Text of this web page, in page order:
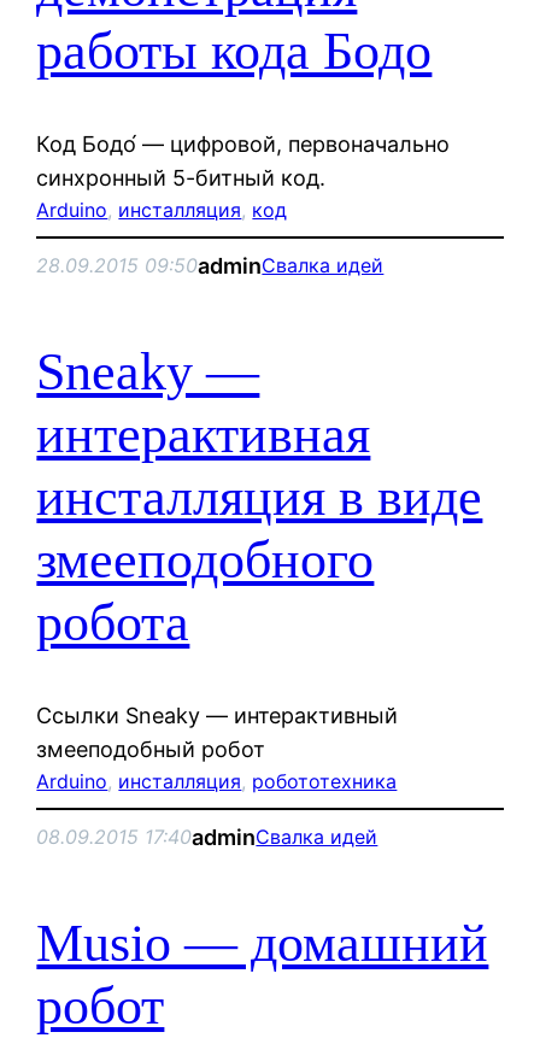
работы кода Бодо
Код Бодо́ — цифровой, первоначально
синхронный 5-битный код.
Arduino, инсталляция, код
28.09.2015 09:50adminСвалка идей
Sneaky —
интерактивная
инсталляция в виде
змееподобного
робота
Ссылки Sneaky — интерактивный
змееподобный робот
Arduino, инсталляция, робототехника
08.09.2015 17:40adminСвалка идей
Musio — домашний
робот